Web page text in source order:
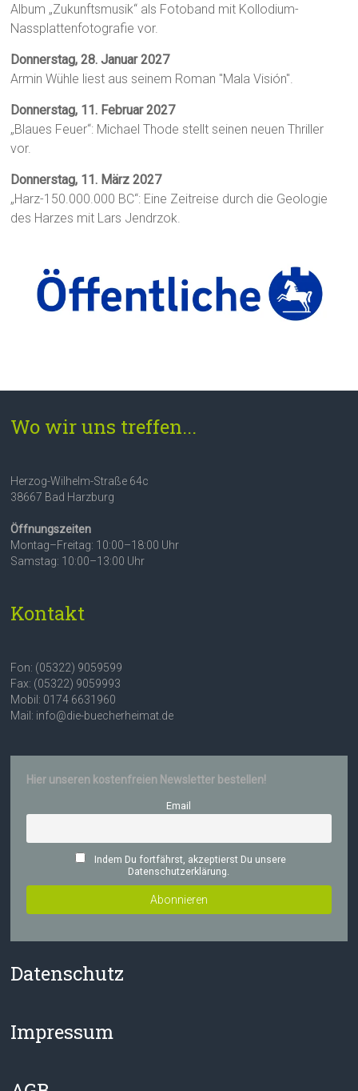
Album „Zukunftsmusik“ als Fotoband mit Kollodium-
Nassplattenfotografie vor.
Donnerstag, 28. Januar 2027
Armin Wühle liest aus seinem Roman "Mala Visión".
Donnerstag, 11. Februar 2027
„Blaues Feuer“: Michael Thode stellt seinen neuen Thriller
vor.
Donnerstag, 11. März 2027
„Harz-150.000.000 BC“: Eine Zeitreise durch die Geologie
des Harzes mit Lars Jendrzok.
Wo wir uns treffen...
Herzog-Wilhelm-Straße 64c
38667 Bad Harzburg
Öffnungszeiten
Montag–Freitag: 10:00–18:00 Uhr
Samstag: 10:00–13:00 Uhr
Kontakt
Fon: (05322) 9059599
Fax: (05322) 9059993
Mobil: 0174 6631960
Mail: info@die-buecherheimat.de
Hier unseren kostenfreien Newsletter bestellen!
Email
Indem Du fortfährst, akzeptierst Du unsere
Datenschutzerklärung.
Datenschutz
Impressum